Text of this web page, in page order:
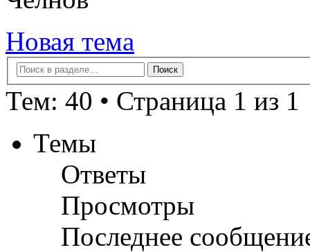
Новая тема
Тем: 40 • Страница 1 из 1
Темы
Ответы
Просмотры
Последнее